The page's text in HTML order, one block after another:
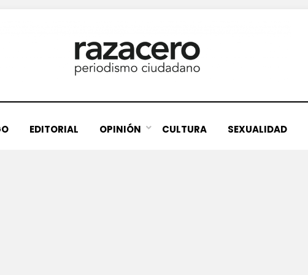
EDITORIAL OPINIÓN CULTURA SEXUALIDAD